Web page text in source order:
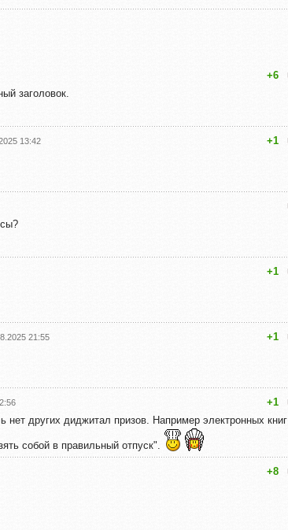
+6
заголовок.
13:42
+1
+1
21:55
+1
+1
нет других диджитал призов. Например электронных книг
собой в правильный отпуск".
+8